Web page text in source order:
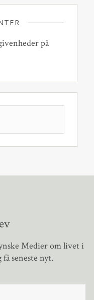
på
Medier om livet i
seneste nyt.